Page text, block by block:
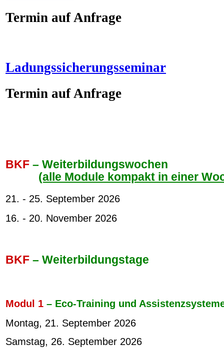
Termin auf Anfrage
Ladungssicherungsseminar
Termin auf Anfrage
BKF – Weiterbildungswochen
(alle Module kompakt in einer
21. - 25. September 2026
16. - 20. November 2026
BKF – Weiterbildungstage
Modul 1 – Eco-Training und
Montag, 21. September 2026
Samstag, 26. September 2026